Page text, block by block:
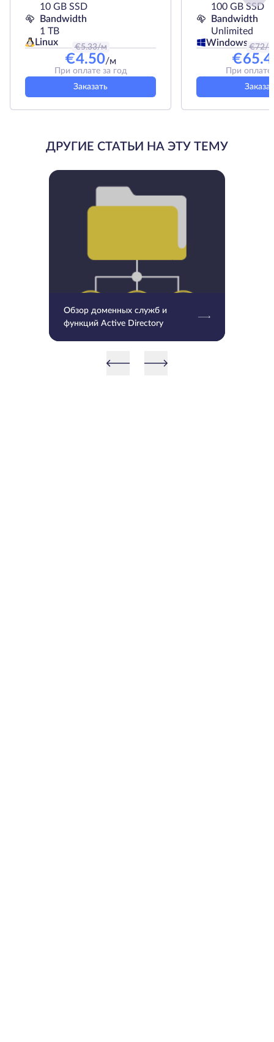
10 GB SSD
Bandwidth
1 TB
Linux
€5.33/м
€4.50/м
При оплате за год
Заказать
100 GB SSD
Bandwidth
Unlimited
Windows €72/м
€
При оплате
ДРУГИЕ СТАТЬИ НА ЭТУ ТЕМУ
Обзор доменных служб и
функций Active Directory